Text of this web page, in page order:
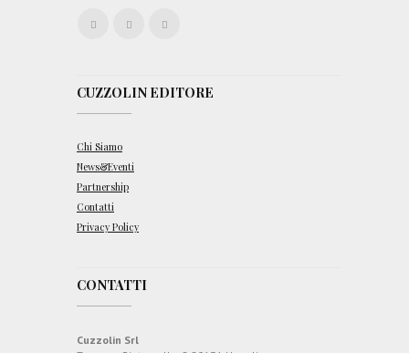
CUZZOLIN EDITORE
Chi Siamo
News&Eventi
Partnership
Contatti
Privacy Policy
CONTATTI
Cuzzolin Srl